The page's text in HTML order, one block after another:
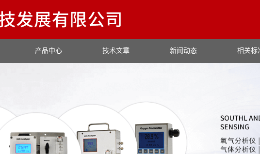
产品中心 技术文章 新闻动态 相关标